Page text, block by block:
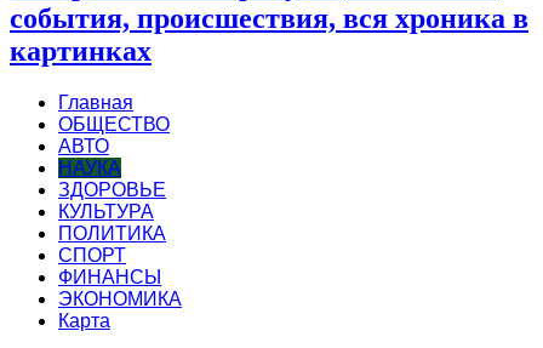
события, происшествия, вся хроника в
картинках
Главная
ОБЩЕСТВО
АВТО
НАУКА
ЗДОРОВЬЕ
КУЛЬТУРА
ПОЛИТИКА
СПОРТ
ФИНАНСЫ
ЭКОНОМИКА
Карта